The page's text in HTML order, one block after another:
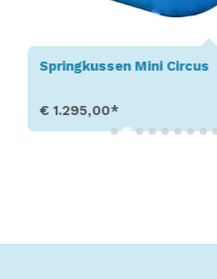
Springkussen Mini Circus
€ 1.295,00*